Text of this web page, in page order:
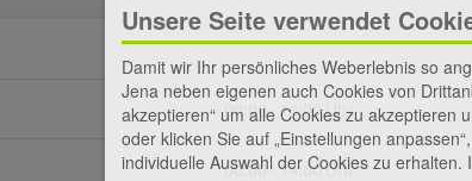
08:00 - 16:00 Uhr
08:00 - 14:00 Uhr
Unsere Seite verwendet
Damit wir Ihr persönliches Weberlebnis so
Jena neben eigenen auch Cookies von
akzeptieren“ um alle Cookies zu akzeptieren
oder klicken Sie auf „Einstellungen
individuelle Auswahl der Cookies zu erhalten.